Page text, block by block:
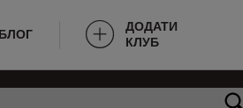
БЛОГ
ДОДАТИ
КЛУБ